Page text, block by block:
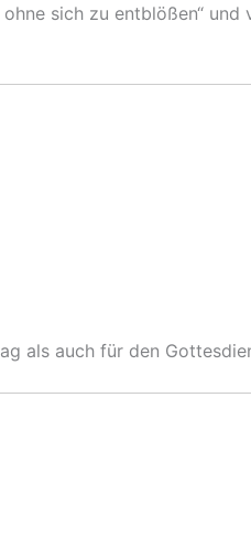
sich zu entblößen“
als auch für den